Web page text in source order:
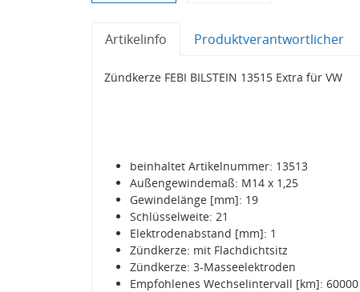
Artikelinfo Produktverantwortlicher
Zündkerze FEBI BILSTEIN 13515 Extra für VW
beinhaltet Artikelnummer: 13513
Außengewindemaß: M14 x 1,25
Gewindelänge [mm]: 19
Schlüsselweite: 21
Elektrodenabstand [mm]: 1
Zündkerze: mit Flachdichtsitz
Zündkerze: 3-Masseelektroden
Empfohlenes Wechselintervall [km]: 60000